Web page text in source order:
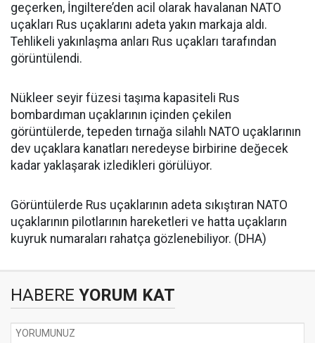
geçerken, İngiltere’den acil olarak havalanan NATO
uçakları Rus uçaklarını adeta yakın markaja aldı.
Tehlikeli yakınlaşma anları Rus uçakları tarafından
görüntülendi.
Nükleer seyir füzesi taşıma kapasiteli Rus
bombardıman uçaklarının içinden çekilen
görüntülerde, tepeden tırnağa silahlı NATO uçaklarının
dev uçaklara kanatları neredeyse birbirine değecek
kadar yaklaşarak izledikleri görülüyor.
Görüntülerde Rus uçaklarının adeta sıkıştıran NATO
uçaklarının pilotlarının hareketleri ve hatta uçakların
kuyruk numaraları rahatça gözlenebiliyor. (DHA)
HABERE YORUM KAT